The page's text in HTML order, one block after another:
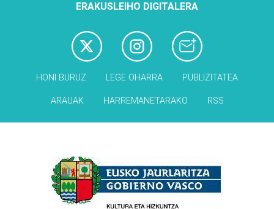
ERAKUSLEIHO DIGITALERA
HONI BURUZ LEGE OHARRA PUBLIZITATEA
ARAUAK HARREMANETARAKO RSS